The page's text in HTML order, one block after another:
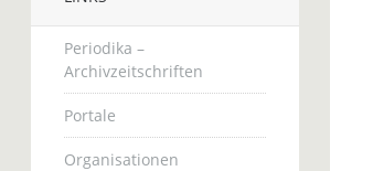
Periodika –
Archivzeitschriften
Portale
Organisationen